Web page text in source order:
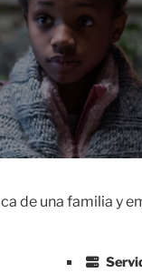
de una familia y